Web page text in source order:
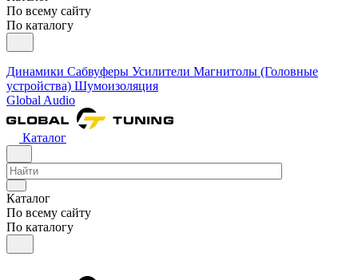
По всему сайту
По каталогу
Динамики Сабвуферы Усилители Магнитолы (Головные
устройства) Шумоизоляция
Global Audio
Каталог
Каталог
По всему сайту
По каталогу